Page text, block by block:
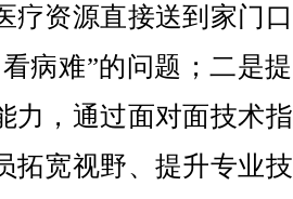
疗资源直接送到家门
病难”的问题；二是
力，通过面对面技术
拓宽视野、提升专业